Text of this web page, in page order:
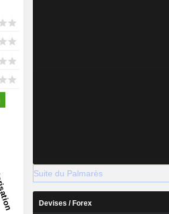
Suite du Palmarès
Devises / Forex